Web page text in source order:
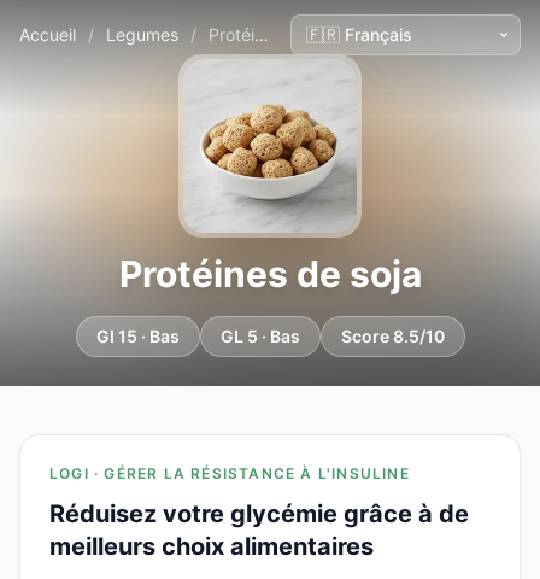
Accueil / Legumes / Protéines de soja
Protéines de soja
GI 15 · Bas GL 5 · Bas Score 8.5/10
LOGI · GÉRER LA RÉSISTANCE À L'INSULINE
Réduisez votre glycémie grâce à de
meilleurs choix alimentaires